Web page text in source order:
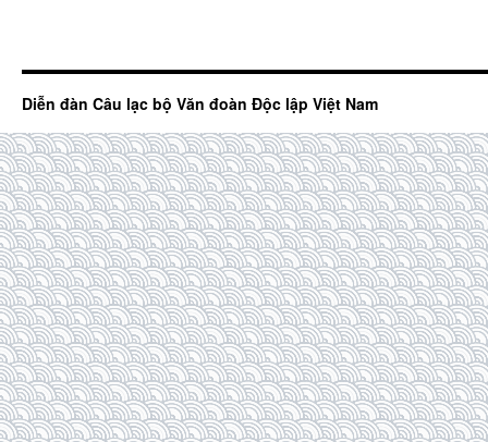
Diễn đàn Câu lạc bộ Văn đoàn Độc lập Việt Nam